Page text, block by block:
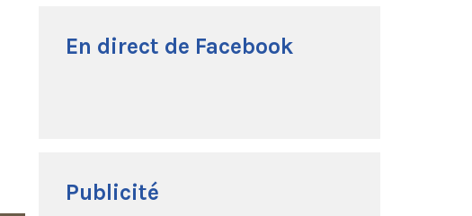
En direct de Facebook
Publicité